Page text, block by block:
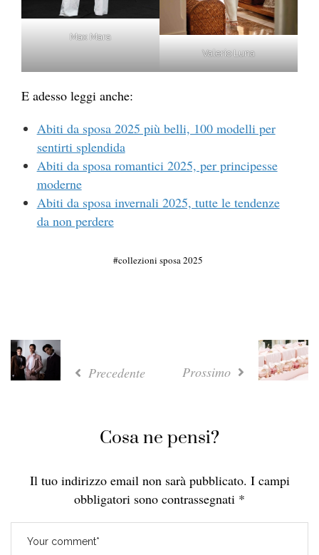
Max Mara
Valerio Luna
E adesso leggi anche:
Abiti da sposa 2025 più belli, 100 modelli per
sentirti splendida
Abiti da sposa romantici 2025, per principesse
moderne
Abiti da sposa invernali 2025, tutte le tendenze
da non perdere
collezioni sposa 2025
Precedente Prossimo
Cosa ne pensi?
Il tuo indirizzo email non sarà pubblicato. I campi
obbligatori sono contrassegnati *